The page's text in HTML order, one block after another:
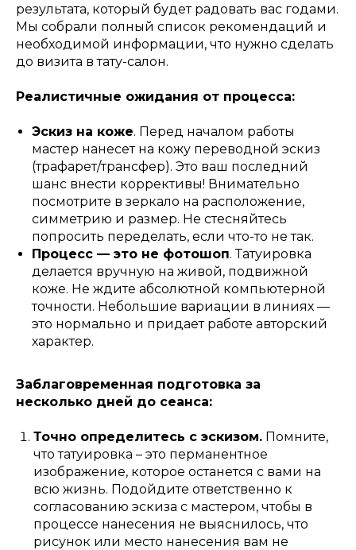
результата, который будет радовать вас годами.
Мы собрали полный список рекомендаций и
необходимой информации, что нужно сделать
до визита в тату-салон.
Реалистичные ожидания от процесса:
Эскиз на коже. Перед началом работы
мастер нанесет на кожу переводной эскиз
(трафарет/трансфер). Это ваш последний
шанс внести коррективы! Внимательно
посмотрите в зеркало на расположение,
симметрию и размер. Не стесняйтесь
попросить переделать, если что-то не так.
Процесс — это не фотошоп. Татуировка
делается вручную на живой, подвижной
коже. Не ждите абсолютной компьютерной
точности. Небольшие вариации в линиях —
это нормально и придает работе авторский
характер.
Заблаговременная подготовка за
несколько дней до сеанса:
Точно определитесь с эскизом. Помните,
что татуировка – это перманентное
изображение, которое останется с вами на
всю жизнь. Подойдите ответственно к
согласованию эскиза с мастером, чтобы в
процессе нанесения не выяснилось, что
рисунок или место нанесения вам не